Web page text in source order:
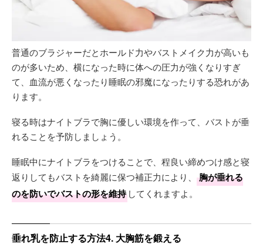
普通のブラジャーだとホールド力やバストメイク力が高いも
のが多いため、横になった時に体への圧力が強くなりすぎ
て、血流が悪くなったり睡眠の邪魔になったりする恐れがあ
ります。
寝る時はナイトブラで胸に優しい環境を作って、バストが垂
れることを予防しましょう。
睡眠中にナイトブラをつけることで、程良い締めつけ感と寝
返りしてもバストを綺麗に保つ補正力により、
胸が垂れる
のを防いでバストの形を維持 してくれますよ。
垂れ乳を防止する方法4. 大胸筋を鍛える